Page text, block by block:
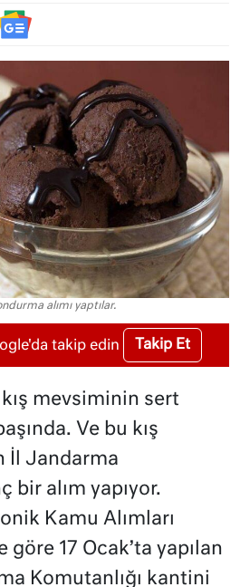
alımı yaptılar.
takip edin Takip Et
mevsiminin sert
Ve bu kış
İl Jandarma
bir alım yapıyor.
Kamu Alımları
17 Ocak’ta yapılan
Komutanlığı kantini